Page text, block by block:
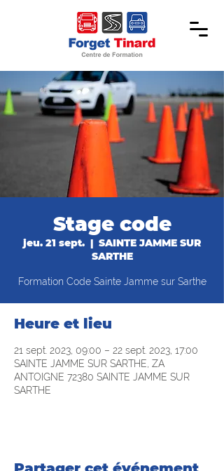
Stage code
jeu. 21 sept.
  |
SAINTE JAMME SUR
SARTHE
Formation Code Sainte Jamme sur Sarthe
Heure et lieu
21 sept. 2023, 09:00 – 22 sept. 2023, 17:00
SAINTE JAMME SUR SARTHE, ZA
ANTOIGNE 72380 SAINTE JAMME SUR
SARTHE